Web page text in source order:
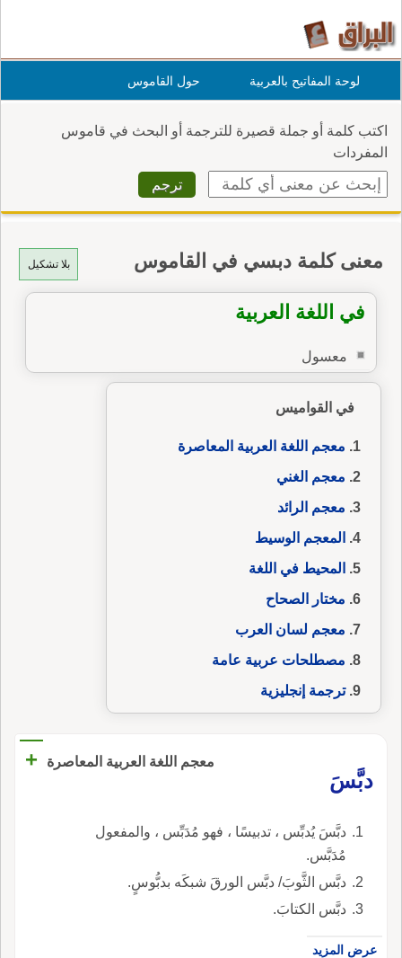
لوحة المفاتيح بالعربية حول القاموس
اكتب كلمة أو جملة قصيرة للترجمة أو البحث في قاموس
المفردات
بلا تشكيل معنى كلمة دبسي في القاموس
في اللغة العربية
معسول
في القواميس
معجم اللغة العربية المعاصرة
معجم الغني
معجم الرائد
المعجم الوسيط
المحيط في اللغة
مختار الصحاح
معجم لسان العرب
مصطلحات عربية عامة
ترجمة إنجليزية
معجم اللغة العربية المعاصرة
+
دبَّسَ
دبَّسَ يُدبِّس ، تدبيسًا ، فهو مُدَبِّس ، والمفعول
مُدَبَّس.
دبَّس الثَّوبَ/ دبَّس الورقَ شبكَه بدبُّوسٍ.
دبَّس الكتابَ.
عرض المزيد